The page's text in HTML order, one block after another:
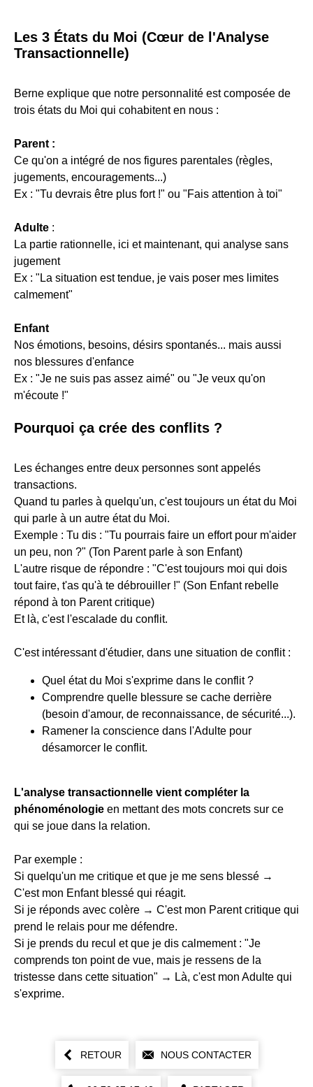
Les 3 États du Moi (Cœur de l'Analyse
Transactionnelle)
Berne explique que notre personnalité est composée de
trois états du Moi qui cohabitent en nous :
Parent :
Ce qu'on a intégré de nos figures parentales (règles,
jugements, encouragements...)
Ex : "Tu devrais être plus fort !" ou "Fais attention à toi"
Adulte :
La partie rationnelle, ici et maintenant, qui analyse sans
jugement
Ex : "La situation est tendue, je vais poser mes limites
calmement"
Enfant
Nos émotions, besoins, désirs spontanés... mais aussi
nos blessures d'enfance
Ex : "Je ne suis pas assez aimé" ou "Je veux qu'on
m'écoute !"
Pourquoi ça crée des conflits ?
Les échanges entre deux personnes sont appelés
transactions.
Quand tu parles à quelqu'un, c'est toujours un état du Moi
qui parle à un autre état du Moi.
Exemple : Tu dis : "Tu pourrais faire un effort pour m'aider
un peu, non ?" (Ton Parent parle à son Enfant)
L'autre risque de répondre : "C'est toujours moi qui dois
tout faire, t'as qu'à te débrouiller !" (Son Enfant rebelle
répond à ton Parent critique)
Et là, c'est l'escalade du conflit.
C'est intéressant d'étudier, dans une situation de conflit :
Quel état du Moi s'exprime dans le conflit ?
Comprendre quelle blessure se cache derrière
(besoin d'amour, de reconnaissance, de sécurité...).
Ramener la conscience dans l'Adulte pour
désamorcer le conflit.
L'analyse transactionnelle vient compléter la
phénoménologie en mettant des mots concrets sur ce
qui se joue dans la relation.
Par exemple :
Si quelqu'un me critique et que je me sens blessé →
C'est mon Enfant blessé qui réagit.
Si je réponds avec colère → C'est mon Parent critique qui
prend le relais pour me défendre.
Si je prends du recul et que je dis calmement : "Je
comprends ton point de vue, mais je ressens de la
tristesse dans cette situation" → Là, c'est mon Adulte qui
s'exprime.
RETOUR NOUS CONTACTER